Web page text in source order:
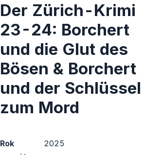
Der Zürich-Krimi
23-24: Borchert
und die Glut des
Bösen & Borchert
und der Schlüssel
zum Mord
Rok
2025